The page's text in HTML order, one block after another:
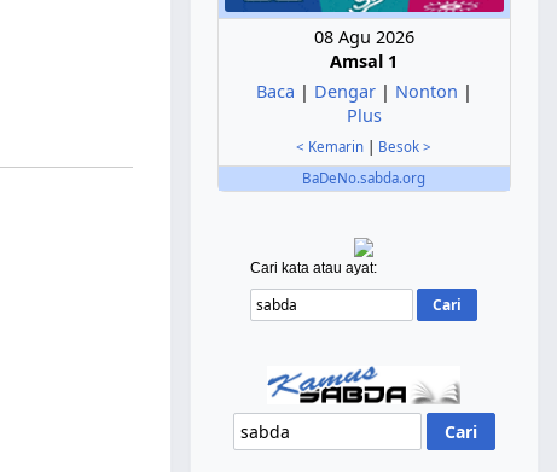
08 Agu 2026
Amsal 1
Baca | Dengar| Nonton |
Plus
< Kemarin
Besok >
BaDeNo.sabda.org
Cari kata atau ayat: